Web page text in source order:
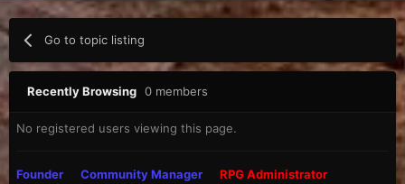
Go to topic listing
Recently Browsing 0 members
No registered users viewing this page.
Founder Community Manager
RPG Administrator